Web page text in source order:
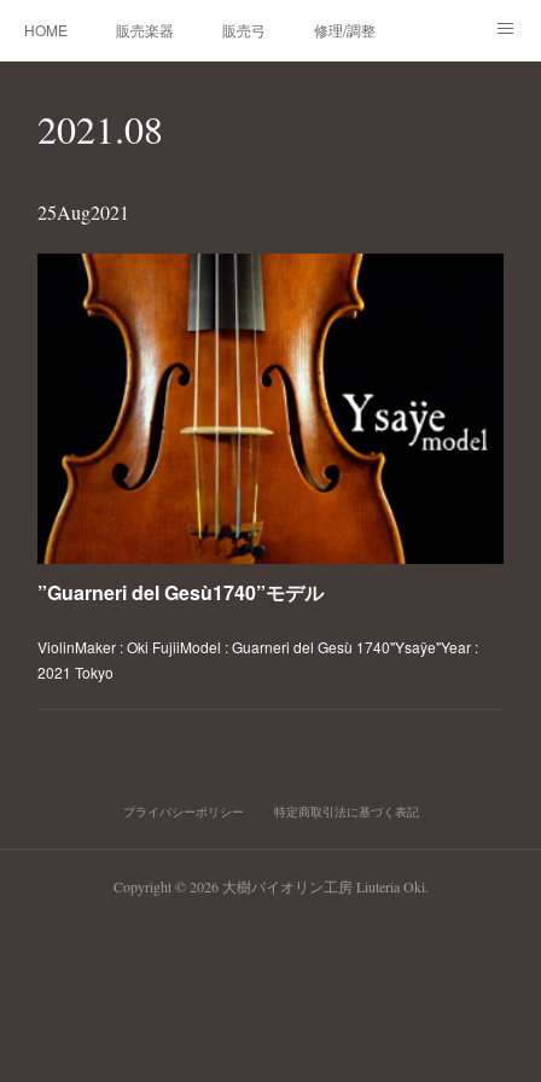
HOME 販売楽器 販売弓 修理/調整
技術帳 プロフィール
2021.08
25Aug2021
”Guarneri del Gesù1740”モデル
ViolinMaker : Oki FujiiModel : Guarneri del Gesù 1740"Ysaÿe"Year :
2021 Tokyo
プライバシーポリシー 特定商取引法に基づく表記
Copyright ©2026 大樹バイオリン工房 Liuteria Oki